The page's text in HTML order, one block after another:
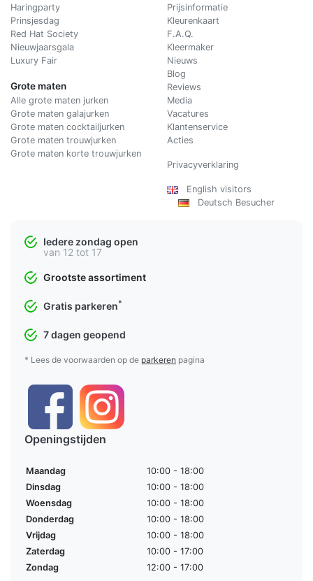
Haringparty
Prinsjesdag
Red Hat Society
Nieuwjaarsgala
Luxury Fair
Grote maten
Alle grote maten jurken
Grote maten galajurken
Grote maten cocktailjurken
Grote maten trouwjurken
Grote maten korte trouwjurken
Prijsinformatie
Kleurenkaart
F.A.Q.
Kleermaker
Nieuws
Blog
Reviews
Media
Vacatures
Klantenservice
Acties
Privacyverklaring
English visitors
Deutsch Besucher
Iedere zondag open
van 12 tot 17
Grootste assortiment
Gratis parkeren*
7 dagen geopend
* Lees de voorwaarden op de parkeren pagina
Openingstijden
Maandag
10:00 - 18:00
Dinsdag
10:00 - 18:00
Woensdag
10:00 - 18:00
Donderdag
10:00 - 18:00
Vrijdag
10:00 - 18:00
Zaterdag
10:00 - 17:00
Zondag
12:00 - 17:00